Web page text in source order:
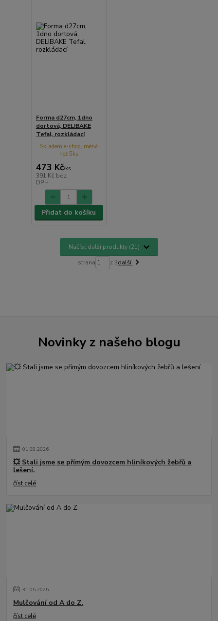
Forma d27cm, 1dno
dortová, DELIBAKE
Tefal, rozkládací
473 Kč/ks
391 Kč bez
DPH
Skladem e-shop, méně
než 5ks
Přidat do košíku
Načíst další produkty (21)
strana z 3další
Novinky z našeho blogu
01.08.2026
💥 Stali jsme se přímým dovozcem hliníkových žebřů a
lešení.
číst celé
31.05.2025
Mulčování od A do Z.
číst celé